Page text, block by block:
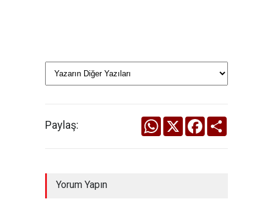
Paylaş: WhatsApp
X Facebook
Yorum Yapın